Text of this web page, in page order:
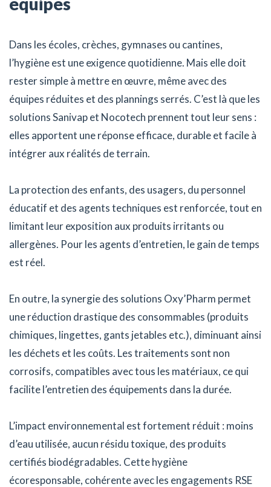
Dans les écoles, crèches, gymnases ou cantines,
l’hygiène est une exigence quotidienne. Mais elle doit
rester simple à mettre en œuvre, même avec des
équipes réduites et des plannings serrés. C’est là que les
solutions Sanivap et Nocotech prennent tout leur sens :
elles apportent une réponse efficace, durable et facile à
intégrer aux réalités de terrain.
La protection des enfants, des usagers, du personnel
éducatif et des agents techniques est renforcée, tout en
limitant leur exposition aux produits irritants ou
allergènes. Pour les agents d’entretien, le gain de temps
est réel.
En outre, la synergie des solutions Oxy’Pharm permet
une réduction drastique des consommables (produits
chimiques, lingettes, gants jetables etc.), diminuant ainsi
les déchets et les coûts. Les traitements sont non
corrosifs, compatibles avec tous les matériaux, ce qui
facilite l’entretien des équipements dans la durée.
L’impact environnemental est fortement réduit : moins
d’eau utilisée, aucun résidu toxique, des produits
certifiés biodégradables. Cette hygiène
écoresponsable, cohérente avec les engagements RSE